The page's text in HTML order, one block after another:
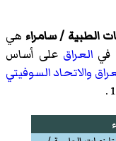
الطبية / سامراء هي
العراق على أساس
والاتحاد السوفيتي